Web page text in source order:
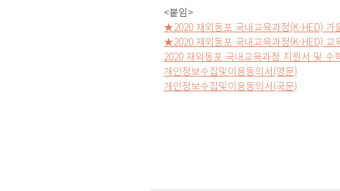
<붙임>
★2020 재외동포 국내교육과정(K-HED)
★2020 재외동포 국내교육과정(K-HED) 교
2020 재외동포 국내교육과정 지원서 및 수
개인정보수집및이용동의서(영문)
개인정보수집및이용동의서(국문)